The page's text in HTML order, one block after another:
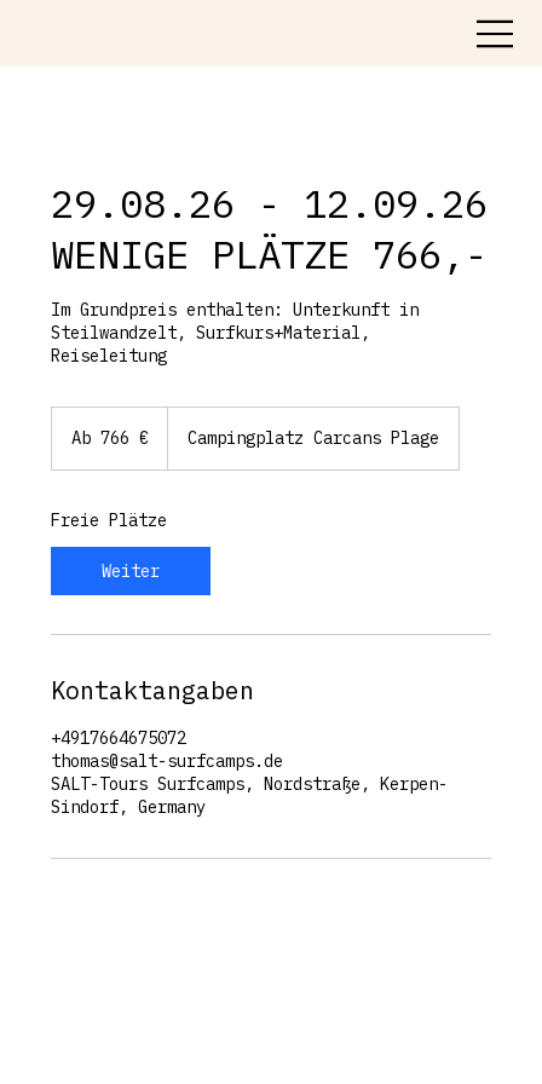
29.08.26 - 12.09.26
WENIGE PLÄTZE 766,-
Im Grundpreis enthalten: Unterkunft in
Steilwandzelt, Surfkurs+Material,
Reiseleitung
EuroAb 766 € Campingplatz Carcans Plage
Freie Plätze
Weiter
Kontaktangaben
+4917664675072
thomas@salt-surfcamps.de
SALT-Tours Surfcamps, Nordstraße, Kerpen-
Sindorf, Germany